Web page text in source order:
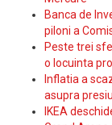
Banca de
piloni a
Peste trei
o locuinta
Inflatia a
asupra
IKEA